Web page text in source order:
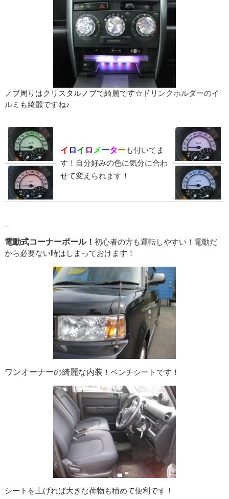
ノブ周りはクリスタルノブで綺麗です☆ドリンクホルダーのイ
ルミも綺麗ですね♪
イ ロイ ロ メーターも付いてま
す！自分好みの色に気分に合わ
せて変えられます！
電動式コーナーポール！ 初心者の方も運転しやすい！電動だ
から必要ない時はしまっておけます！
ワンオーナーの綺麗な内装 ！ベンチシートです！
シートを上げれば大きな荷物も積めて便利です！